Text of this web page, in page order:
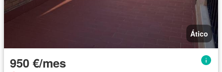
Ático
950 €/mes